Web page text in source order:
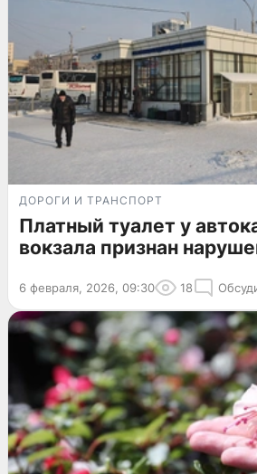
ДОРОГИ И ТРАНСПОРТ
Платный туалет у
вокзала признан
6 февраля, 2026, 09:30 18